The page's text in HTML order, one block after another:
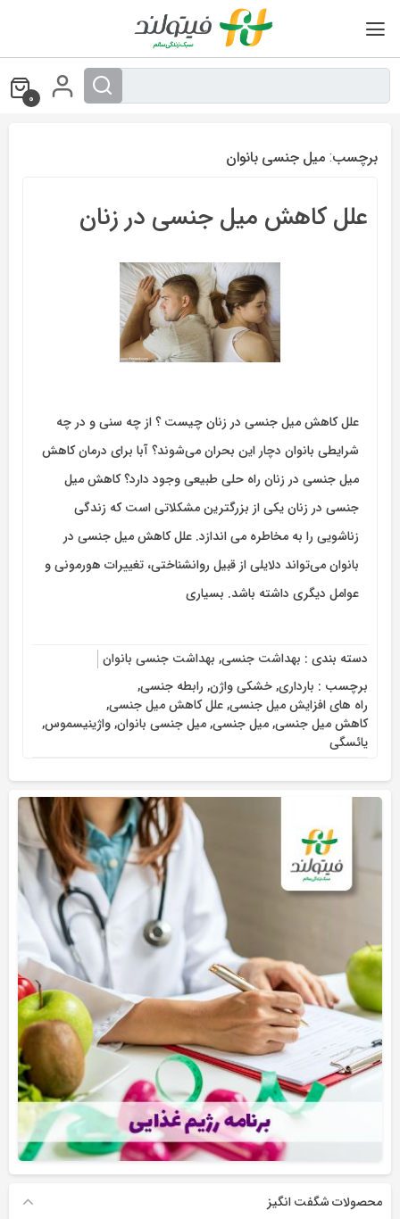
0
برچسب: میل جنسی بانوان
علل کاهش میل جنسی در زنان
علل کاهش میل جنسی در زنان چیست ؟ از چه سنی و در چه
شرایطی بانوان دچار این بحران می‌شوند؟ آبا برای درمان کاهش
میل جنسی در زنان راه حلی طبیعی وجود دارد؟ کاهش میل
جنسی در زنان یکی از بزرگترین مشکلاتی است که زندگی
زناشویی را به مخاطره می اندازد. علل کاهش میل جنسی در
بانوان می‌تواند دلایلی از قبیل روانشناختی، تغییرات هورمونی و
عوامل دیگری داشته باشد. بسیاری
دسته بندی : بهداشت جنسی, بهداشت جنسی بانوان
برچسب : بارداری,خشکی واژن, رابطه جنسی,
راه های افزایش میل جنسی,علل کاهش میل جنسی,
کاهش میل جنسی,میل جنسی,میل جنسی بانوان,واژینیسموس,
یائسگی
محصولات شگفت انگیز